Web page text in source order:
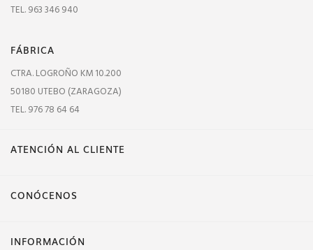
TEL. 963 346 940
FÁBRICA
CTRA. LOGROÑO KM 10.200
50180 UTEBO (ZARAGOZA)
TEL. 976 78 64 64
ATENCIÓN AL CLIENTE
CONÓCENOS
INFORMACIÓN